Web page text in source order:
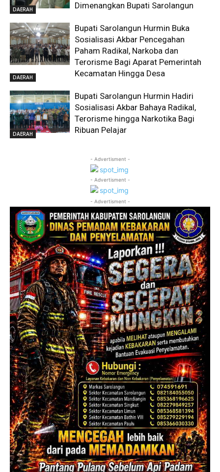
DAERAH
Dimenangkan Bupati Sarolangun
DAERAH
Bupati Sarolangun Hurmin Buka
Sosialisasi Akbar Pencegahan
Paham Radikal, Narkoba dan
Terorisme Bagi Aparat Pemerintah
Kecamatan Hingga Desa
DAERAH
Bupati Sarolangun Hurmin Hadiri
Sosialisasi Akbar Bahaya Radikal,
Terorisme hingga Narkotika Bagi
Ribuan Pelajar
- Advertisment -
- Advertisment -
- Advertisment -